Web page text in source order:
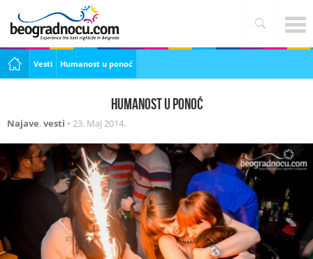
Vesti Humanost u ponoć
Humanost u ponoć
Najave, vesti • 23. Maj 2014.